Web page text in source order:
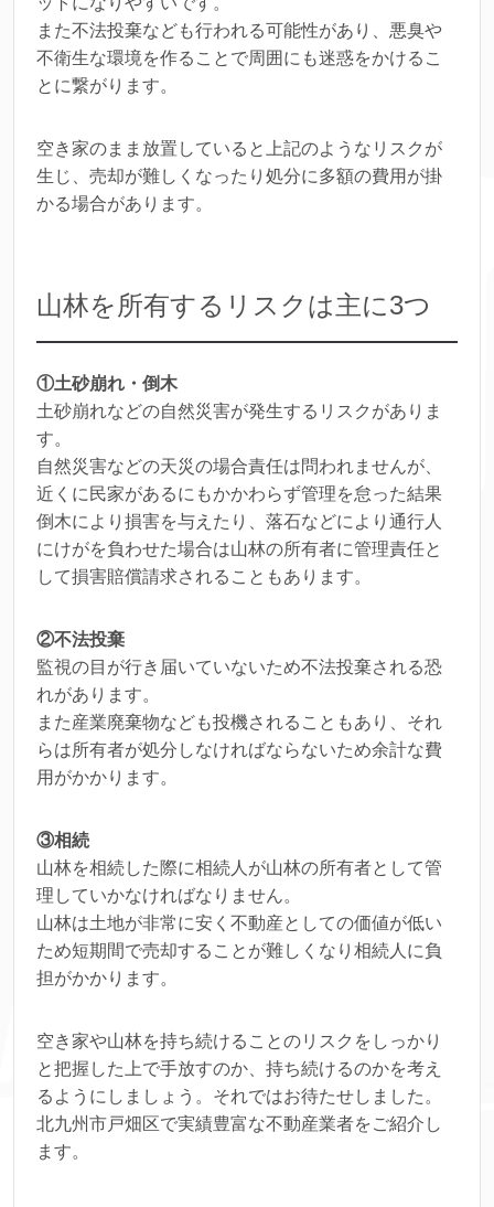
また不法投棄なども行われる可能性があり、悪臭や
不衛生な環境を作ることで周囲にも迷惑をかけるこ
とに繋がります。
空き家のまま放置していると上記のようなリスクが
生じ、売却が難しくなったり処分に多額の費用が掛
かる場合があります。
山林を所有するリスクは主に3つ
①土砂崩れ・倒木
土砂崩れなどの自然災害が発生するリスクがありま
す。
自然災害などの天災の場合責任は問われませんが、
近くに民家があるにもかかわらず管理を怠った結果
倒木により損害を与えたり、落石などにより通行人
にけがを負わせた場合は山林の所有者に管理責任と
して損害賠償請求されることもあります。
②不法投棄
監視の目が行き届いていないため不法投棄される恐
れがあります。
また産業廃棄物なども投機されることもあり、それ
らは所有者が処分しなければならないため余計な費
用がかかります。
③相続
山林を相続した際に相続人が山林の所有者として管
理していかなければなりません。
山林は土地が非常に安く不動産としての価値が低い
ため短期間で売却することが難しくなり相続人に負
担がかかります。
空き家や山林を持ち続けることのリスクをしっかり
と把握した上で手放すのか、持ち続けるのかを考え
るようにしましょう。それではお待たせしました。
北九州市戸畑区で実績豊富な不動産業者をご紹介し
ます。